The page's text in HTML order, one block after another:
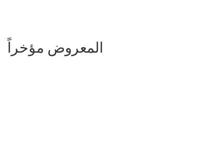
المعروض مؤخراً